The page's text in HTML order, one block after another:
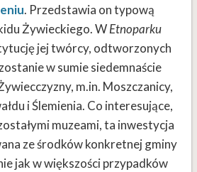
. Przedstawia on typową
Żywieckiego. WEtnoparku
jej twórcy, odtworzonych
w sumie siedemnaście
m.in. Moszczanicy,
i Ślemienia. Co interesujące,
muzeami, ta inwestycja
ze środków konkretnej gminy
jak w większości przypadków